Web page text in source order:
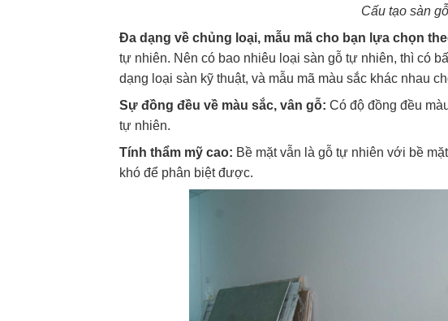
Cấu tạo sàn
Đa dạng về chủng loại, mẫu mã cho bạn lựa chọn
tự nhiên. Nên có bao nhiêu loại sàn gỗ tự nhiên, thì có
dạng loại sàn kỹ thuật, và mẫu mã màu sắc khác nhau
Sự đồng đều về màu sắc, vân gỗ: Có độ đồng đều
tự nhiên.
Tính thẩm mỹ cao: Bề mặt vẫn là gỗ tự nhiên với bề
khó để phân biệt được.